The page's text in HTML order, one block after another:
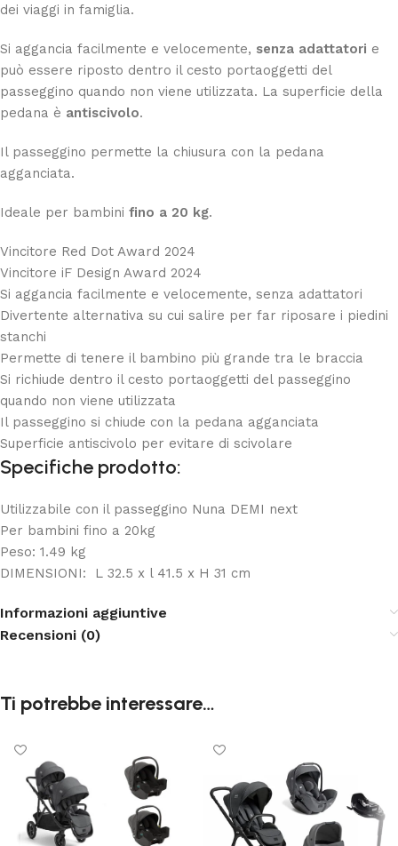
dei viaggi in famiglia.
Si aggancia facilmente e velocemente, senza adattatori e
può essere riposto dentro il cesto portaoggetti del
passeggino quando non viene utilizzata. La superficie della
pedana è antiscivolo.
Il passeggino permette la chiusura con la pedana
agganciata.
Ideale per bambini fino a 20 kg.
Vincitore Red Dot Award 2024
Vincitore iF Design Award 2024
Si aggancia facilmente e velocemente, senza adattatori
Divertente alternativa su cui salire per far riposare i piedini
stanchi
Permette di tenere il bambino più grande tra le braccia
Si richiude dentro il cesto portaoggetti del passeggino
quando non viene utilizzata
Il passeggino si chiude con la pedana agganciata
Superficie antiscivolo per evitare di scivolare
Specifiche prodotto:
Utilizzabile con il passeggino Nuna DEMI next
Per bambini fino a 20kg
Peso: 1.49 kg
DIMENSIONI: L 32.5 x l 41.5 x H 31 cm
Informazioni aggiuntive
Recensioni (0)
Ti potrebbe interessare…